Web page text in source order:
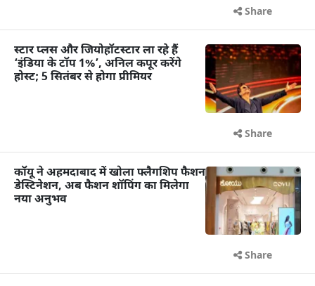
Share
स्टार प्लस और जियोहॉटस्टार ला रहे हैं
‘इंडिया के टॉप 1%’, अनिल कपूर करेंगे
होस्ट; 5 सितंबर से होगा प्रीमियर
Share
कॉयू ने अहमदाबाद में खोला फ्लैगशिप फैशन
डेस्टिनेशन, अब फैशन शॉपिंग का मिलेगा
नया अनुभव
Share